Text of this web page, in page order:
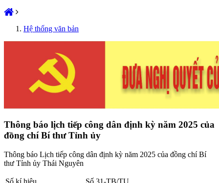
Hệ thống văn bản
Thông báo lịch tiếp công dân định kỳ năm 2025 của
đồng chí Bí thư Tỉnh ủy
Thông báo Lịch tiếp công dân định kỳ năm 2025 của đồng chí Bí
thư Tỉnh ủy Thái Nguyên
Số kí hiệu
Số 31-TB/TU